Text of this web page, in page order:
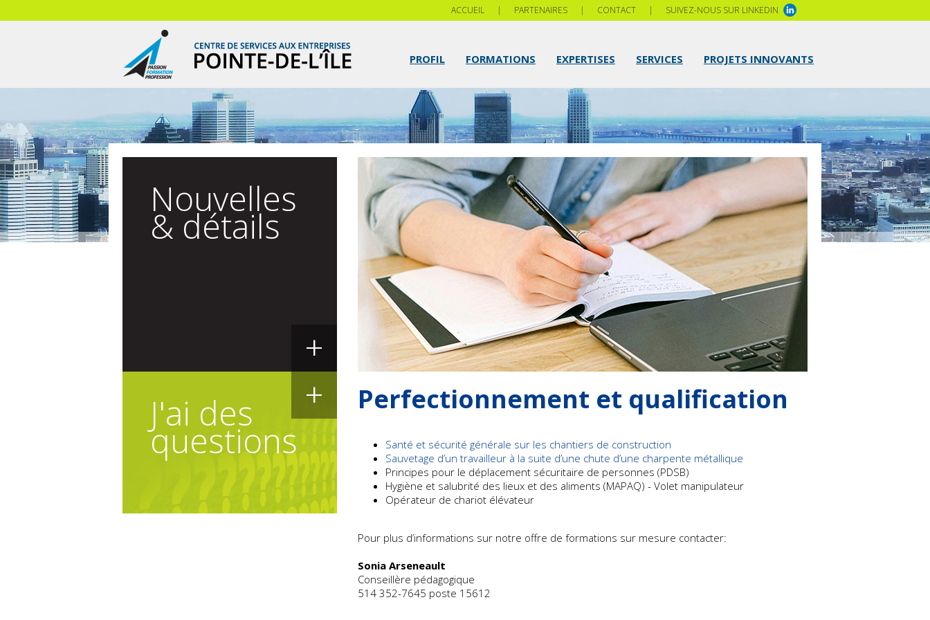
ACCUEIL | PARTENAIRES | CONTACT | SUIVEZ-NOUS SUR LINKEDIN
PROFIL FORMATIONS EXPERTISES SERVICES PROJETS INNOVANTS
Nouvelles
& détails
+
+
J'ai des
questions
Perfectionnement et qualification
Santé et sécurité générale sur les chantiers de construction
Sauvetage d’un travailleur à la suite d’une chute d’une charpente métallique
Principes pour le déplacement sécuritaire de personnes (PDSB)
Hygiène et salubrité des lieux et des aliments (MAPAQ) - Volet manipulateur
Opérateur de chariot élévateur
Pour plus d’informations sur notre offre de formations sur mesure contacter:
Sonia Arseneault
Conseillère pédagogique
514 352-7645 poste 15612